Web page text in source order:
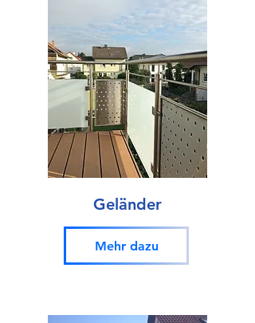
Geländer
Mehr dazu